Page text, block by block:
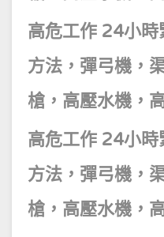
高危工作 24小時
方法，彈弓機，
槍，高壓水機，
高危工作 24小時
方法，彈弓機，
槍，高壓水機，